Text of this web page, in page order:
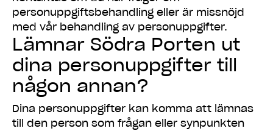
personuppgiftsbehandling eller är missnöjd
med vår behandling av personuppgifter.
Lämnar Södra Porten ut
dina personuppgifter till
någon annan?
Dina personuppgifter kan komma att lämnas
till den person som frågan eller synpunkten